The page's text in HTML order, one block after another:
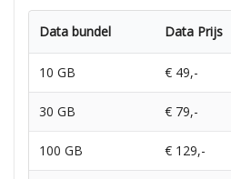
Data bundel Data Prijs
10 GB € 49,-
30 GB € 79,-
100 GB € 129,-